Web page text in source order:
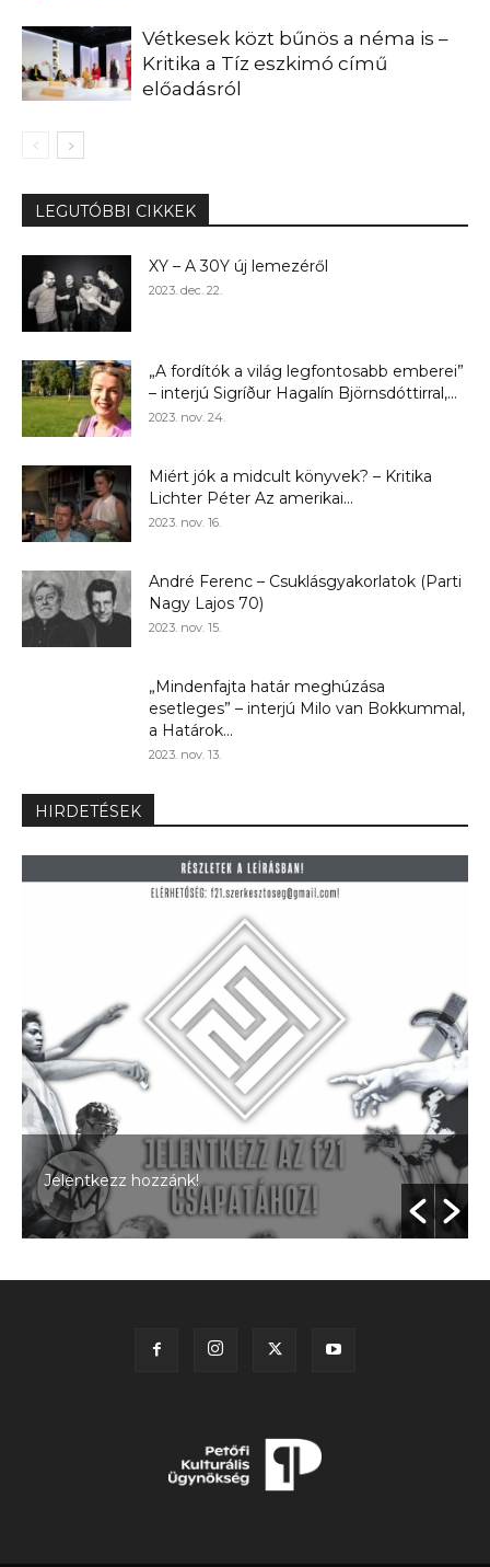
Vétkesek közt bűnös a néma is –
Kritika a Tíz eszkimó című
előadásról
LEGUTÓBBI CIKKEK
XY – A 30Y új lemezéről
2023. dec. 22.
„A fordítók a világ legfontosabb emberei”
– interjú Sigríður Hagalín Björnsdóttirral,...
2023. nov. 24.
Miért jók a midcult könyvek? – Kritika
Lichter Péter Az amerikai...
2023. nov. 16.
André Ferenc – Csuklásgyakorlatok (Parti
Nagy Lajos 70)
2023. nov. 15.
„Mindenfajta határ meghúzása
esetleges” – interjú Milo van Bokkummal,
a Határok...
2023. nov. 13.
HIRDETÉSEK
Jelentkezz hozzánk!